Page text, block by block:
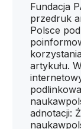
Fundacja
przedruk
Polsce
artykułu.
adnotacji: